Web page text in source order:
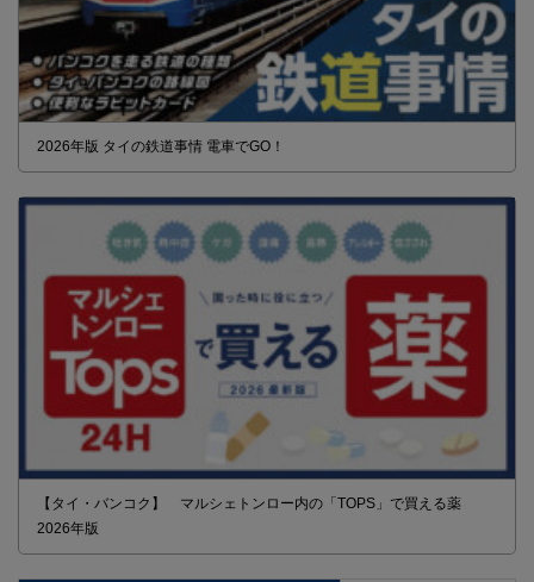
2026年版 タイの鉄道事情 電車でGO！
【タイ・バンコク】 マルシェトンロー内の「TOPS」で買える薬
2026年版